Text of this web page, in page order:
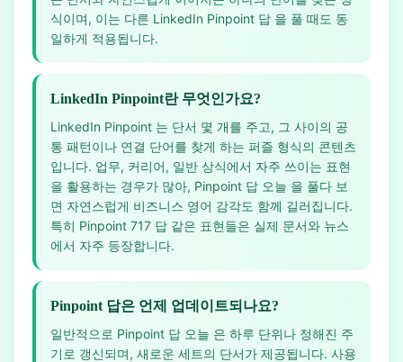
식이며, 이는 다른 LinkedIn Pinpoint 답 을 풀 때도 동
일하게 적용됩니다.
LinkedIn Pinpoint란 무엇인가요?
LinkedIn Pinpoint 는 단서 몇 개를 주고, 그 사이의 공
통 패턴이나 연결 단어를 찾게 하는 퍼즐 형식의 콘텐츠
입니다. 업무, 커리어, 일반 상식에서 자주 쓰이는 표현
을 활용하는 경우가 많아, Pinpoint 답 오늘 을 풀다 보
면 자연스럽게 비즈니스 영어 감각도 함께 길러집니다.
특히 Pinpoint 717 답 같은 표현들은 실제 문서와 뉴스
에서 자주 등장합니다.
Pinpoint 답은 언제 업데이트되나요?
일반적으로 Pinpoint 답 오늘 은 하루 단위나 정해진 주
기로 갱신되며, 새로운 세트의 단서가 제공됩니다. 사용